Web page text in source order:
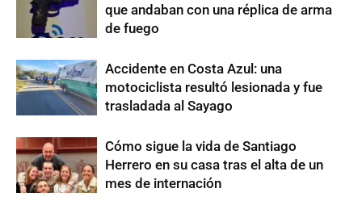
que andaban con una réplica de arma
de fuego
Accidente en Costa Azul: una
motociclista resultó lesionada y fue
trasladada al Sayago
Cómo sigue la vida de Santiago
Herrero en su casa tras el alta de un
mes de internación